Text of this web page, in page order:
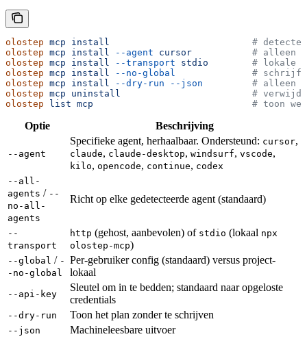
olostep mcp install
#
olostep mcp install --agent cursor
# alleen
olostep mcp install --transport stdio
# lokale
olostep mcp install --no-global
# schrijf
olostep mcp install --dry-run --json
# alleen
olostep mcp uninstall
#
olostep list mcp
# toon
Optie Beschrijving
--agent
Specifieke agent, herhaalbaar. Ondersteund: cursor,
claude, claude-desktop, windsurf, vscode,
kilo, opencode, continue, codex
--all-
agents / --
no-all-
agents
Richt op elke gedetecteerde agent (standaard)
--
transport
http (gehost, aanbevolen) of stdio (lokaal npx
olostep-mcp)
--global / -
-no-global
Per-gebruiker config (standaard) versus project-
lokaal
--api-key
Sleutel om in te bedden; standaard naar opgeloste
credentials
--dry-run Toon het plan zonder te schrijven
--json Machineleesbare uitvoer